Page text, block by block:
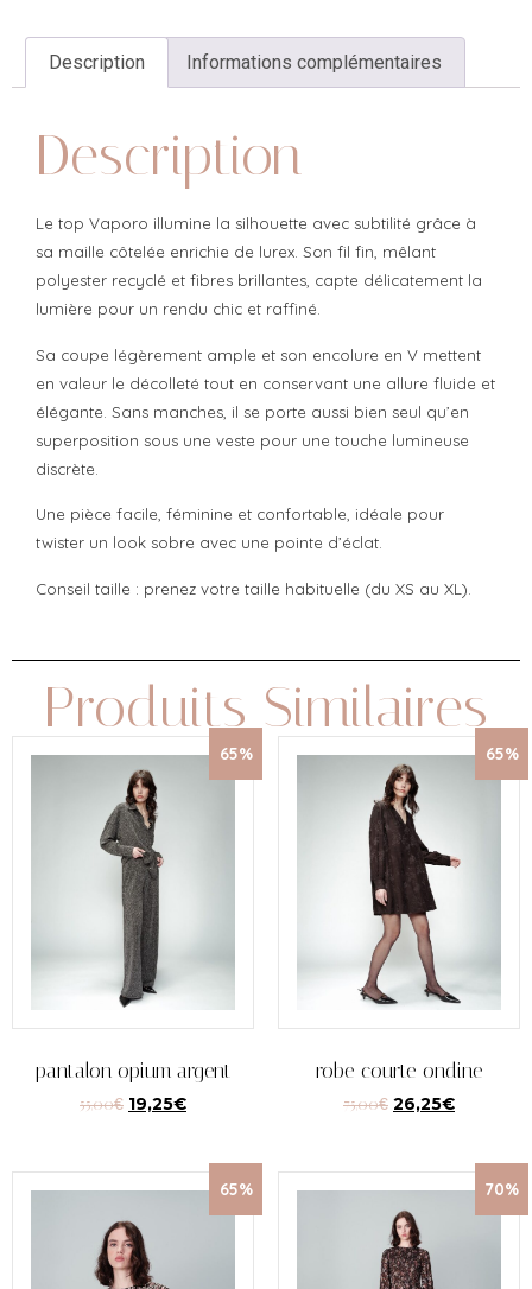
Description Informations complémentaires
Description
Le top Vaporo illumine la silhouette avec subtilité grâce à
sa maille côtelée enrichie de lurex. Son fil fin, mêlant
polyester recyclé et fibres brillantes, capte délicatement la
lumière pour un rendu chic et raffiné.
Sa coupe légèrement ample et son encolure en V mettent
en valeur le décolleté tout en conservant une allure fluide et
élégante. Sans manches, il se porte aussi bien seul qu’en
superposition sous une veste pour une touche lumineuse
discrète.
Une pièce facile, féminine et confortable, idéale pour
twister un look sobre avec une pointe d’éclat.
Conseil taille : prenez votre taille habituelle (du XS au XL).
Produits Similaires
65%
pantalon opium argent
55,00€ 19,25€
65%
robe courte ondine
75,00€ 26,25€
65% 70%